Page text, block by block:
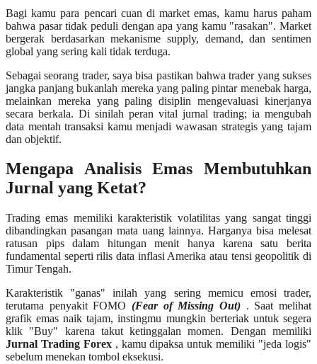
Bagi kamu para pencari cuan di market emas, kamu harus paham
bahwa pasar tidak peduli dengan apa yang kamu "rasakan". Market
bergerak berdasarkan mekanisme supply, demand, dan sentimen
global yang sering kali tidak terduga.
Sebagai seorang trader, saya bisa pastikan bahwa trader yang sukses
jangka panjang bukanlah mereka yang paling pintar menebak harga,
melainkan mereka yang paling disiplin mengevaluasi kinerjanya
secara berkala. Di sinilah peran vital jurnal trading; ia mengubah
data mentah transaksi kamu menjadi wawasan strategis yang tajam
dan objektif.
Mengapa Analisis Emas Membutuhkan
Jurnal yang Ketat?
Trading emas memiliki karakteristik volatilitas yang sangat tinggi
dibandingkan pasangan mata uang lainnya. Harganya bisa melesat
ratusan pips dalam hitungan menit hanya karena satu berita
fundamental seperti rilis data inflasi Amerika atau tensi geopolitik di
Timur Tengah.
Karakteristik "ganas" inilah yang sering memicu emosi trader,
terutama penyakit FOMO (Fear of Missing Out) . Saat melihat
grafik emas naik tajam, instingmu mungkin berteriak untuk segera
klik "Buy" karena takut ketinggalan momen. Dengan memiliki
Jurnal Trading Forex , kamu dipaksa untuk memiliki "jeda logis"
sebelum menekan tombol eksekusi.